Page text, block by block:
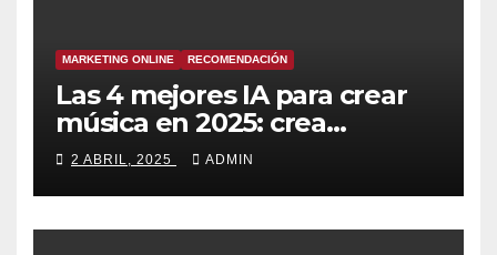
MARKETING ONLINE RECOMENDACIÓN
Las 4 mejores IA para crear
música en 2025: crea
canciones increíbles en
2 ABRIL, 2025 ADMIN